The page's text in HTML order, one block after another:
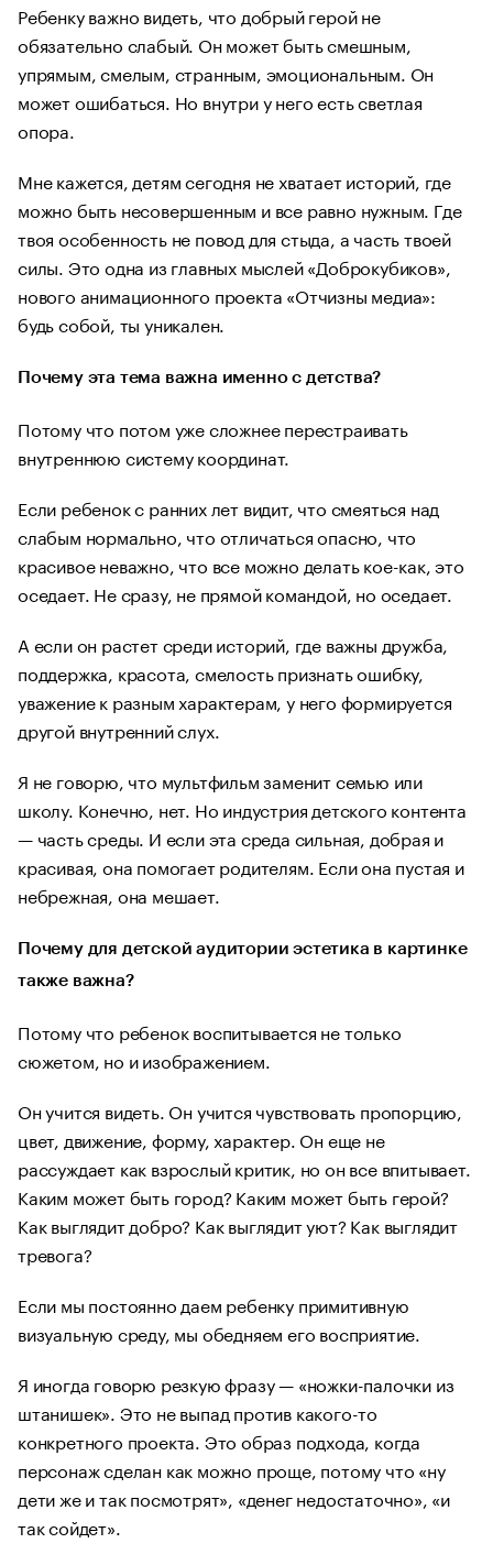
Ребенку важно видеть, что добрый герой не
обязательно слабый. Он может быть смешным,
упрямым, смелым, странным, эмоциональным. Он
может ошибаться. Но внутри у него есть светлая
опора.
Мне кажется, детям сегодня не хватает историй, где
можно быть несовершенным и все равно нужным. Где
твоя особенность не повод для стыда, а часть твоей
силы. Это одна из главных мыслей «Доброкубиков»,
нового анимационного проекта «Отчизны медиа»:
будь собой, ты уникален.
Почему эта тема важна именно с детства?
Потому что потом уже сложнее перестраивать
внутреннюю систему координат.
Если ребенок с ранних лет видит, что смеяться над
слабым нормально, что отличаться опасно, что
красивое неважно, что все можно делать кое-как, это
оседает. Не сразу, не прямой командой, но оседает.
А если он растет среди историй, где важны дружба,
поддержка, красота, смелость признать ошибку,
уважение к разным характерам, у него формируется
другой внутренний слух.
Я не говорю, что мультфильм заменит семью или
школу. Конечно, нет. Но индустрия детского контента
— часть среды. И если эта среда сильная, добрая и
красивая, она помогает родителям. Если она пустая и
небрежная, она мешает.
Почему для детской аудитории эстетика в картинке
также важна?
Потому что ребенок воспитывается не только
сюжетом, но и изображением.
Он учится видеть. Он учится чувствовать пропорцию,
цвет, движение, форму, характер. Он еще не
рассуждает как взрослый критик, но он все впитывает.
Каким может быть город? Каким может быть герой?
Как выглядит добро? Как выглядит уют? Как выглядит
тревога?
Если мы постоянно даем ребенку примитивную
визуальную среду, мы обедняем его восприятие.
Я иногда говорю резкую фразу — «ножки-палочки из
штанишек». Это не выпад против какого-то
конкретного проекта. Это образ подхода, когда
персонаж сделан как можно проще, потому что «ну
дети же и так посмотрят», «денег недостаточно», «и
так сойдет».